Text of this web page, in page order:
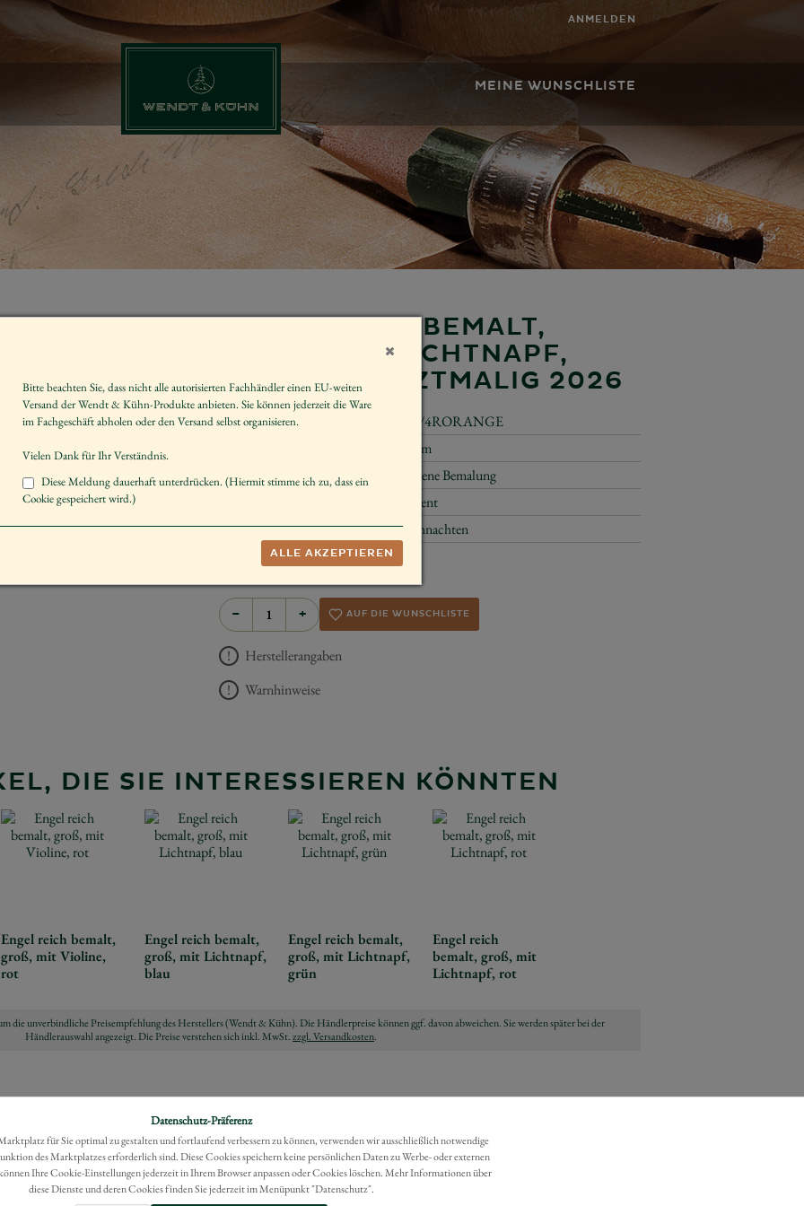
ANMELDEN
MEINE WUNSCHLISTE
ENGEL REICH BEMALT,
GROSS, MIT LICHTNAPF, O
RANGE, LETZTMALIG 2026
Artikelnummer
553/4RORANGE
17 cm
Art der Bemalung
goldene Bemalung
Advent
Schenken
Weihnachten
UVP *349,00 €
− + AUF DIE WUNSCHLISTE
Herstellerangaben
Warnhinweise
DIE SIE INTERESSIEREN KÖNNTEN
Engel reich bemalt,
groß, mit Violine,
rot
Engel reich bemalt,
groß, mit Lichtnapf,
blau
Engel reich bemalt,
groß, mit Lichtnapf,
grün
Engel reich
bemalt, groß, mit
Lichtnapf, rot
die unverbindliche Preisempfehlung des Herstellers (Wendt & Kühn). Die Händlerpreise können ggf. davon abweichen. Sie werden später bei der
Händlerauswahl angezeigt. Die Preise verstehen sich inkl. MwSt.zzgl. Versandkosten.
Datenschutz-Präferenz
für Sie optimal zu gestalten und fortlaufend verbessern zu können, verwenden wir ausschließlich notwendige
des Marktplatzes erforderlich sind. Diese Cookies speichern keine persönlichen Daten zu Werbe- oder externen
Ihre Cookie-Einstellungen jederzeit in Ihrem Browser anpassen oder Cookies löschen. Mehr Informationen über
diese Dienste und deren Cookies finden Sie jederzeit im Menüpunkt "Datenschutz".
Bitte beachten Sie, dass nicht alle autorisierten Fachhändler einen EU-weiten
Versand der Wendt & Kühn-Produkte anbieten. Sie können jederzeit die Ware
im Fachgeschäft abholen oder den Versand selbst organisieren.
Vielen Dank für Ihr Verständnis.
Diese Meldung dauerhaft unterdrücken. (Hiermit stimme ich zu, dass ein
Cookie gespeichert wird.)
ALLE AKZEPTIEREN